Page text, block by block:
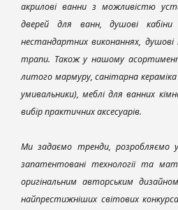
акрилові ванни з можливістю
дверей для ванн, душові
нестандартних виконаннях,
трапи. Також у нашому
литого мармуру, санітарна кераміка
умивальники), меблі для ванних
вибір практичних аксесуарів.
Ми задаємо тренди, розробляємо
запатентовані технології та
оригінальним авторським
найпрестижніших світових